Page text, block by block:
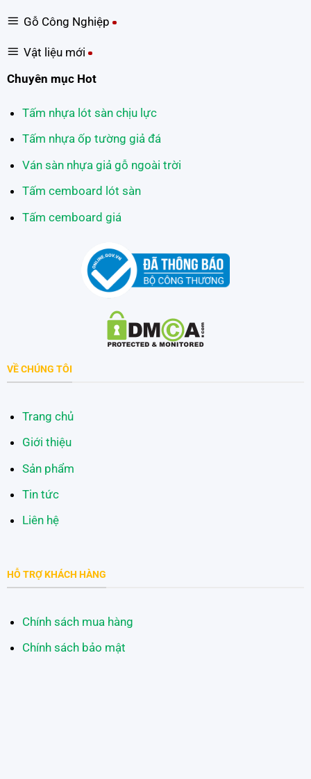
Gỗ Công Nghiệp
Vật liệu mới
Chuyên mục Hot
Tấm nhựa lót sàn chịu lực
Tấm nhựa ốp tường giả đá
Ván sàn nhựa giả gỗ ngoài trời
Tấm cemboard lót sàn
Tấm cemboard giá
VỀ CHÚNG TÔI
Trang chủ
Giới thiệu
Sản phẩm
Tin tức
Liên hệ
HỖ TRỢ KHÁCH HÀNG
Chính sách mua hàng
Chính sách bảo mật